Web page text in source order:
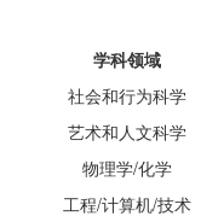
学科领域
社会和行为科学
艺术和人文科学
物理学/化学
工程/计算机/技术